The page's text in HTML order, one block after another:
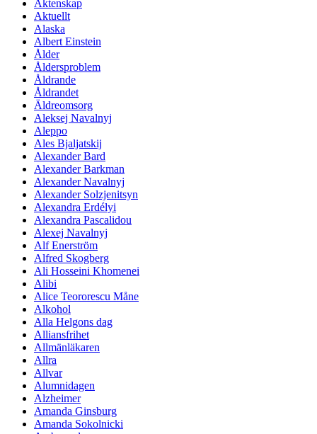
Äktenskap
Aktuellt
Alaska
Albert Einstein
Ålder
Åldersproblem
Åldrande
Åldrandet
Äldreomsorg
Aleksej Navalnyj
Aleppo
Ales Bjaljatskij
Alexander Bard
Alexander Barkman
Alexander Navalnyj
Alexander Solzjenitsyn
Alexandra Erdélyi
Alexandra Pascalidou
Alexej Navalnyj
Alf Enerström
Alfred Skogberg
Ali Hosseini Khomenei
Alibi
Alice Teororescu Måne
Alkohol
Alla Helgons dag
Alliansfrihet
Allmänläkaren
Allra
Allvar
Alumnidagen
Alzheimer
Amanda Ginsburg
Amanda Sokolnicki